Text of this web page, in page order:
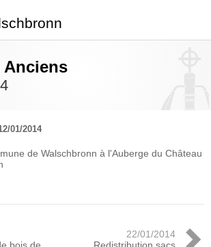
Anciens
01/2014
de Walschbronn à l'Auberge du Château
22/01/2014